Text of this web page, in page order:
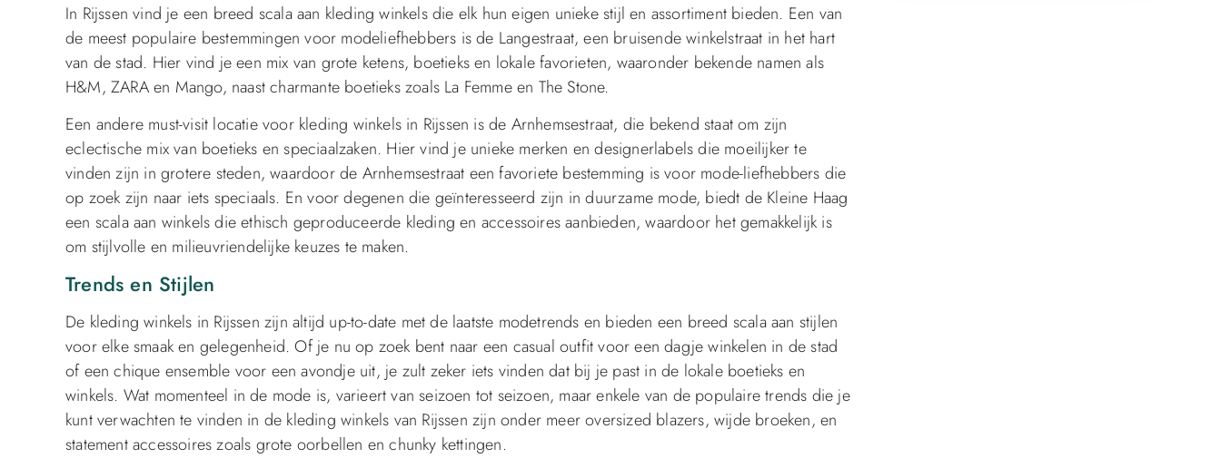
In Rijssen vind je een breed scala aan kleding winkels die elk hun eigen unieke stijl en assortiment bieden. Een van
de meest populaire bestemmingen voor modeliefhebbers is de Langestraat, een bruisende winkelstraat in het hart
van de stad. Hier vind je een mix van grote ketens, boetieks en lokale favorieten, waaronder bekende namen als
H&M, ZARA en Mango, naast charmante boetieks zoals La Femme en The Stone.
Een andere must-visit locatie voor kleding winkels in Rijssen is de Arnhemsestraat, die bekend staat om zijn
eclectische mix van boetieks en speciaalzaken. Hier vind je unieke merken en designerlabels die moeilijker te
vinden zijn in grotere steden, waardoor de Arnhemsestraat een favoriete bestemming is voor mode-liefhebbers die
op zoek zijn naar iets speciaals. En voor degenen die geïnteresseerd zijn in duurzame mode, biedt de Kleine Haag
een scala aan winkels die ethisch geproduceerde kleding en accessoires aanbieden, waardoor het gemakkelijk is
om stijlvolle en milieuvriendelijke keuzes te maken.
Trends en Stijlen
De kleding winkels in Rijssen zijn altijd up-to-date met de laatste modetrends en bieden een breed scala aan stijlen
voor elke smaak en gelegenheid. Of je nu op zoek bent naar een casual outfit voor een dagje winkelen in de stad
of een chique ensemble voor een avondje uit, je zult zeker iets vinden dat bij je past in de lokale boetieks en
winkels. Wat momenteel in de mode is, varieert van seizoen tot seizoen, maar enkele van de populaire trends die je
kunt verwachten te vinden in de kleding winkels van Rijssen zijn onder meer oversized blazers, wijde broeken, en
statement accessoires zoals grote oorbellen en chunky kettingen.